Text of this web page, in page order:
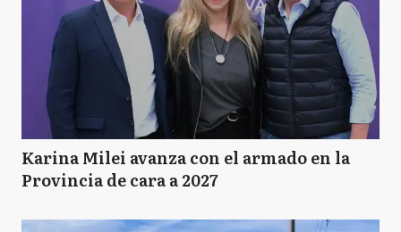
Karina Milei avanza con el armado en la
Provincia de cara a 2027